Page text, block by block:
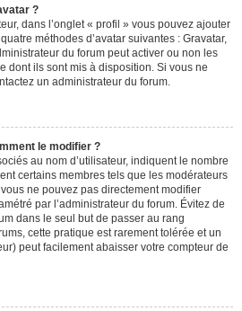
?
dans l’onglet « profil » vous pouvez ajouter
méthodes d’avatar suivantes : Gravatar,
du forum peut activer ou non les
dont ils sont mis à disposition. Si vous ne
un administrateur du forum.
le modifier ?
au nom d’utilisateur, indiquent le nombre
certains membres tels que les modérateurs
ne pouvez pas directement modifier
par l’administrateur du forum. Évitez de
dans le seul but de passer au rang
cette pratique est rarement tolérée et un
peut facilement abaisser votre compteur de